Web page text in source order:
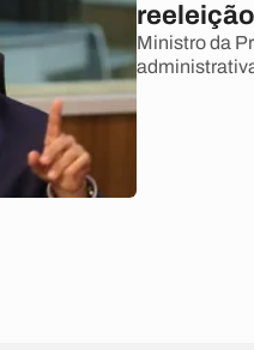
Ministro da